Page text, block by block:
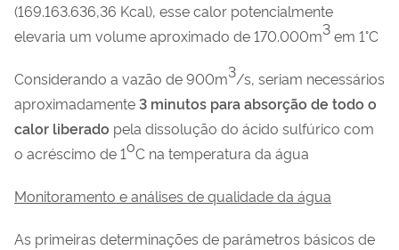
(169.163.636,36 Kcal), esse calor potencialmente
elevaria um volume aproximado de 170.000m3em 1°C
Considerando a vazão de 900m3/s, seriam necessários
aproximadamente3 minutos para absorção de todo o
calor liberado pela dissolução do ácido sulfúrico com
o acréscimo de 1oC na temperatura da água
Monitoramento e análises de qualidade da água
As primeiras determinações de parâmetros básicos de